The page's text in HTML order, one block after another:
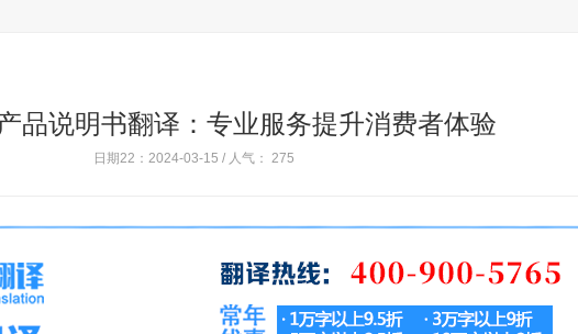
品说明书翻译：专业服务提升消费者体验
日期22：2024-03-15 / 人气： 275